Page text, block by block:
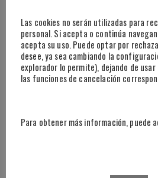
innovación
digital en
América
Latina y el
Caribe
para El
Clásico
mejores
Las cookies no serán utilizadas para
personal. Si acepta o continúa
acepta su uso. Puede optar por
desee, ya sea cambiando la
explorador lo permite), dejando de
las funciones de cancelación
Para obtener más información, puede